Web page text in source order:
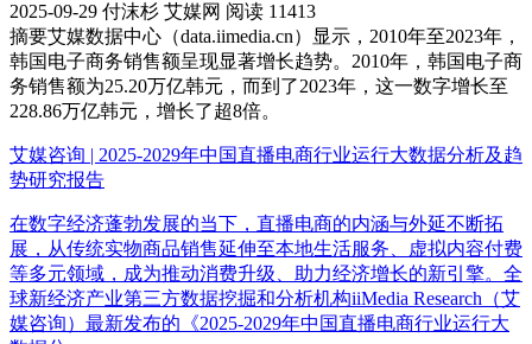
2025-09-29 付沫杉 艾媒网 阅读 11413
摘要艾媒数据中心（data.iimedia.cn）显示，2010年至2023年，
韩国电子商务销售额呈现显著增长趋势。2010年，韩国电子商
务销售额为25.20万亿韩元，而到了2023年，这一数字增长至
228.86万亿韩元，增长了超8倍。
艾媒咨询 | 2025-2029年中国直播电商行业运行大数据分析及趋
势研究报告
在数字经济蓬勃发展的当下，直播电商的内涵与外延不断拓
展，从传统实物商品销售延伸至本地生活服务、虚拟内容付费
等多元领域，成为推动消费升级、助力经济增长的新引擎。全
球新经济产业第三方数据挖掘和分析机构iiMedia Research（艾
媒咨询）最新发布的《2025-2029年中国直播电商行业运行大